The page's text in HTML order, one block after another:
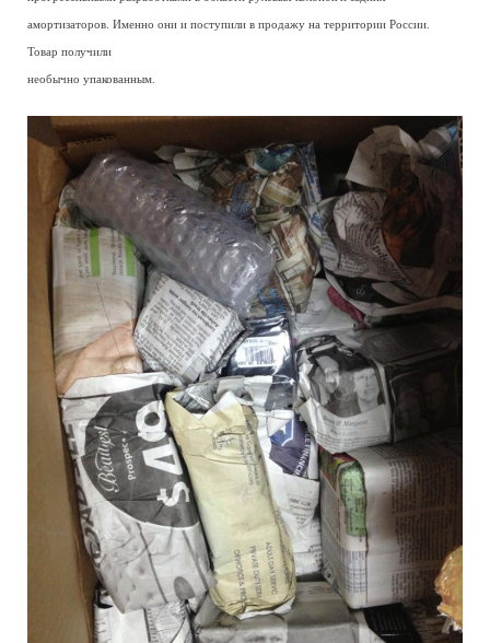
амортизаторов. Именно они и поступили в продажу на территории России.
Товар получили
необычно упакованным.